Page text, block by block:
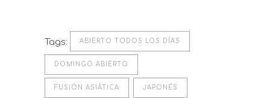
Tags: ABIERTO TODOS LOS DÍAS
DOMINGO ABIERTO
FUSIÓN ASIÁTICA JAPONÉS